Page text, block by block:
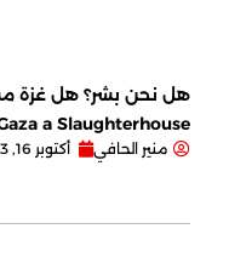
a Slaughterhouse?
منير الحافي أكتوبر 16, 2023